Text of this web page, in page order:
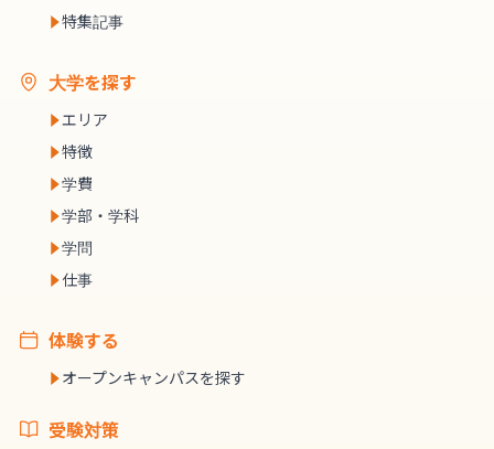
特集記事
大学を探す
エリア
特徴
学費
学部・学科
学問
仕事
体験する
オープンキャンパスを探す
受験対策